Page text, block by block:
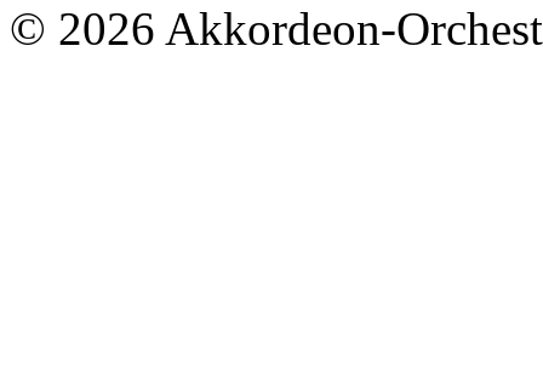
© 2026 Akkordeon-